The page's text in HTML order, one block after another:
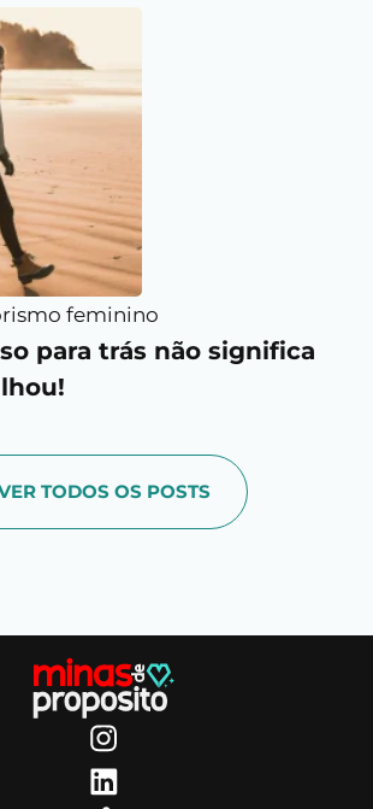
feminino
para trás não significa
TODOS OS POSTS